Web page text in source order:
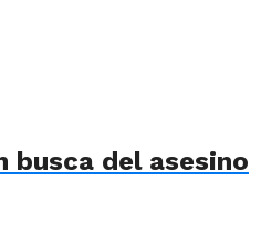
busca del asesino